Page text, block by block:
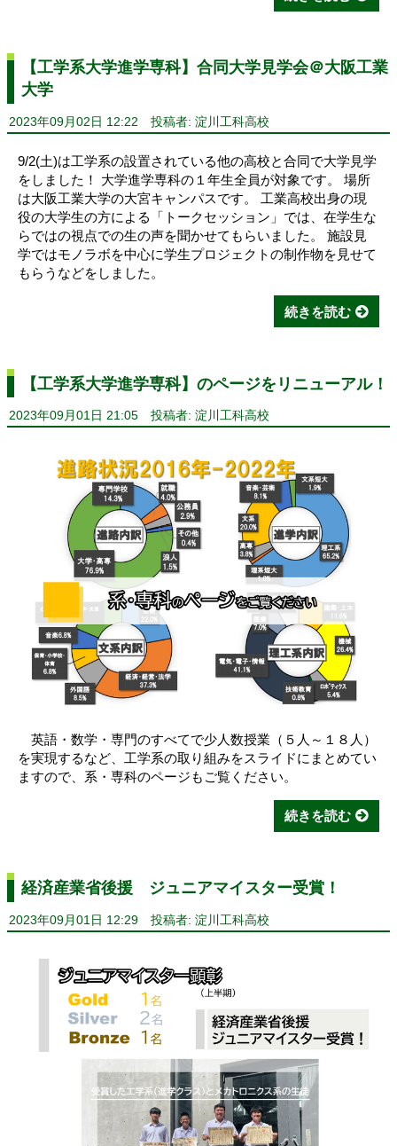
【工学系大学進学専科】合同大学見学会＠大阪工業
大学
2023年09月02日 12:22 投稿者: 淀川工科高校
9/2(土)は工学系の設置されている他の高校と合同で大学見学
をしました！ 大学進学専科の１年生全員が対象です。 場所
は大阪工業大学の大宮キャンパスです。 工業高校出身の現
役の大学生の方による「トークセッション」では、在学生な
らではの視点での生の声を聞かせてもらいました。 施設見
学ではモノラボを中心に学生プロジェクトの制作物を見せて
もらうなどをしました。
続きを読む
【工学系大学進学専科】のページをリニューアル！
2023年09月01日 21:05 投稿者: 淀川工科高校
英語・数学・専門のすべてで少人数授業（５人～１８人）
を実現するなど、工学系の取り組みをスライドにまとめてい
ますので、系・専科のページもご覧ください。
続きを読む
経済産業省後援 ジュニアマイスター受賞！
2023年09月01日 12:29 投稿者: 淀川工科高校